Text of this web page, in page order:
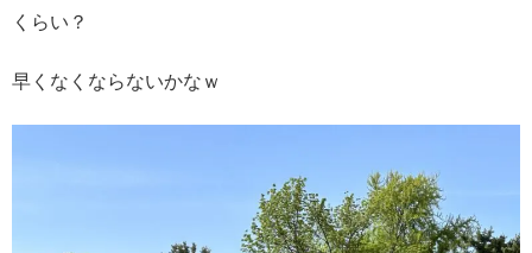
くらい？
早くなくならないかなｗ